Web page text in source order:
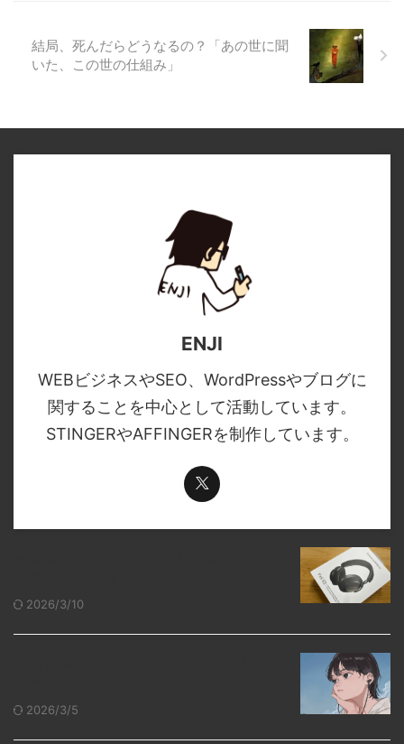
結局、死んだらどうなるの？「あの世に聞
いた、この世の仕組み」
ENJI
WEBビジネスやSEO、WordPressやブログに
関することを中心として活動しています。
STINGERやAFFINGERを制作しています。
2026/3/10
2026/3/5